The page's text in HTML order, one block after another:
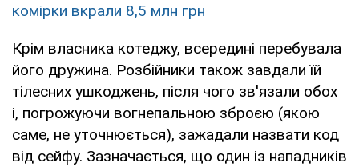
комірки вкрали 8,5 млн грн
Крім власника котеджу, всередині перебувала
його дружина. Розбійники також завдали їй
тілесних ушкоджень, після чого зв'язали обох
і, погрожуючи вогнепальною зброєю (якою
саме, не уточнюється), зажадали назвати код
від сейфу. Зазначається, що один із нападників